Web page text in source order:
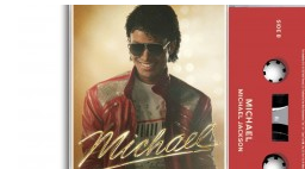
Desired Effect (2015).